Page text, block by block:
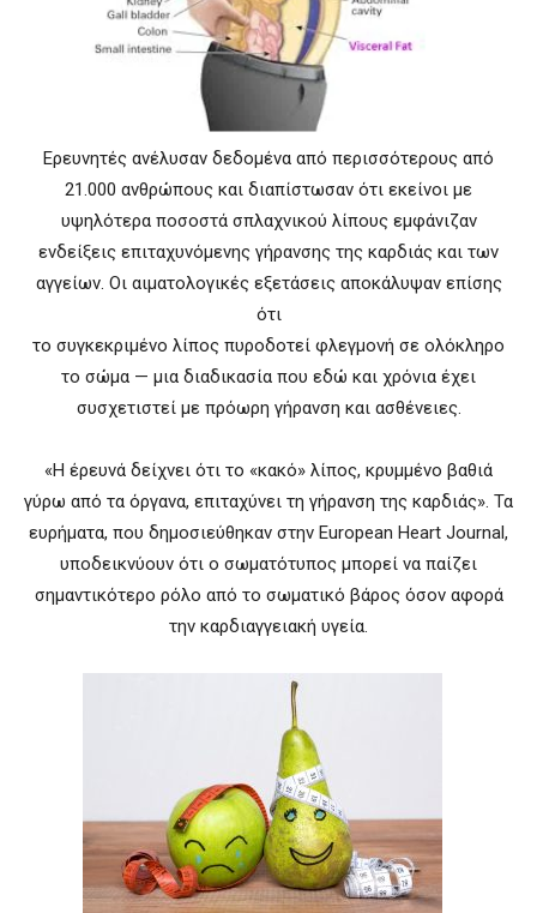
Ερευνητές ανέλυσαν δεδομένα από περισσότερους από
21.000 ανθρώπους και διαπίστωσαν ότι εκείνοι με
υψηλότερα ποσοστά σπλαχνικού λίπους εμφάνιζαν
ενδείξεις επιταχυνόμενης γήρανσης της καρδιάς και των
αγγείων. Οι αιματολογικές εξετάσεις αποκάλυψαν επίσης
ότι
το συγκεκριμένο λίπος πυροδοτεί φλεγμονή σε ολόκληρο
το σώμα — μια διαδικασία που εδώ και χρόνια έχει
συσχετιστεί με πρόωρη γήρανση και ασθένειες.
«Η έρευνά δείχνει ότι το «κακό» λίπος, κρυμμένο βαθιά
γύρω από τα όργανα, επιταχύνει τη γήρανση της καρδιάς». Τα
ευρήματα, που δημοσιεύθηκαν στην European Heart Journal,
υποδεικνύουν ότι ο σωματότυπος μπορεί να παίζει
σημαντικότερο ρόλο από το σωματικό βάρος όσον αφορά
την καρδιαγγειακή υγεία.